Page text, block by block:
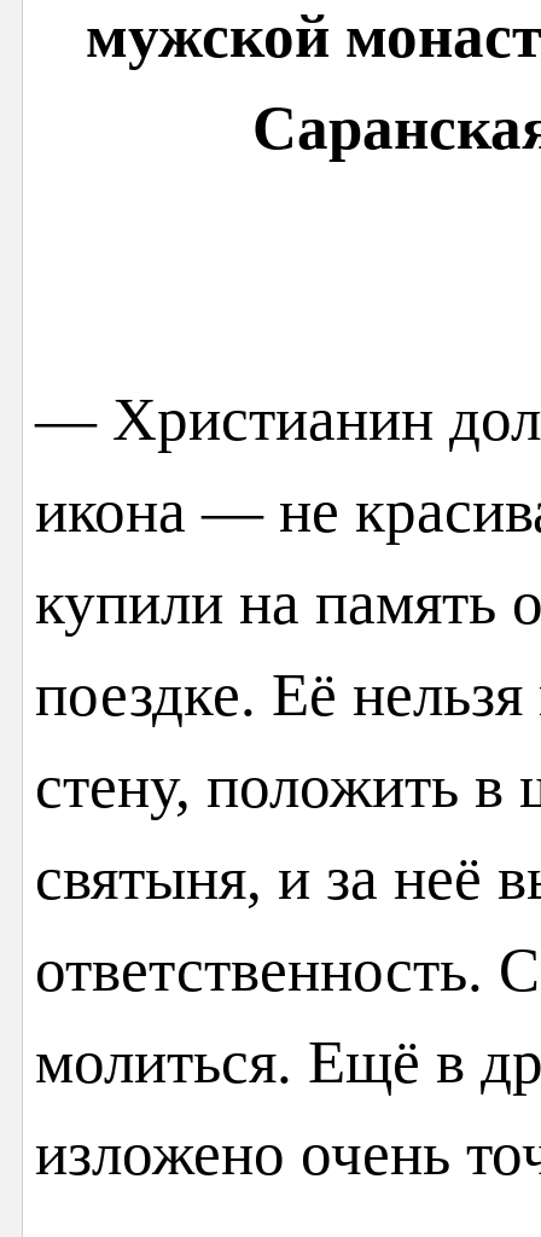
мужской
— Христианин
икона — не
купили на память
поездке. Её
стену, положить в
святыня, и за неё
ответственность.
молиться. Ещё в
изложено очень